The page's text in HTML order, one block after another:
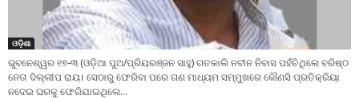
ଓଡ଼ିଶା
ଭୁବନେଶ୍ୱର ୧୭-୩ (ଓଡ଼ିଆ ପୁଅ/ପ୍ରିୟରଞ୍ଜନ ସାହୁ) ଗତକାଲି ନବୀନ ନିବାସ ପହଁଚିଥିଲେ ବରିଷ୍ଠ
ନେତା ଦିଲ୍ଲୀପ ରାୟ। ସେଠାରୁ ଫେରିବା ପରେ ଗଣ ମାଧ୍ୟମ ସମ୍ମୁଖରେ କୌଣସି ପ୍ରତିକ୍ରିୟା
ନଦେଇ ଘରକୁ ଫେରିଯାଇଥିଲେ...